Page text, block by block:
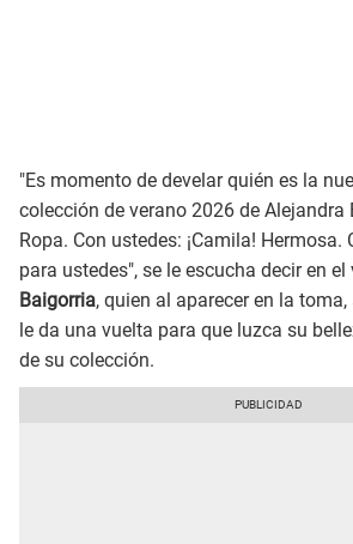
"Es momento de develar quién es la
colección de verano 2026 de Alejandra
Ropa. Con ustedes: ¡Camila!
para ustedes", se le escucha decir en el
Baigorria, quien al aparecer en la
le da una vuelta para que luzca su
de su colección.